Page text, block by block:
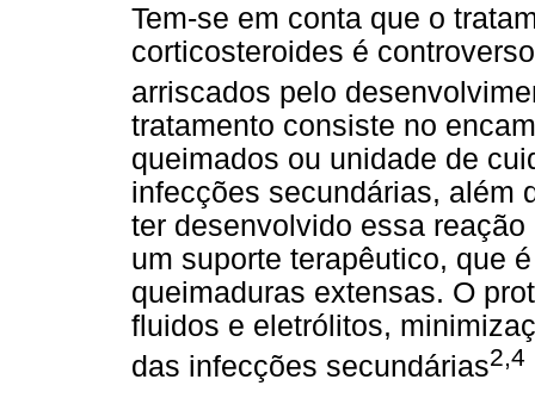
Tem-se em conta que o
corticosteroides é
arriscados pelo
tratamento consiste no
queimados ou unidade de
infecções secundárias, além
ter desenvolvido essa
um suporte terapêutico, que
queimaduras extensas. O
fluidos e eletrólitos,
das infecções secundárias2,4